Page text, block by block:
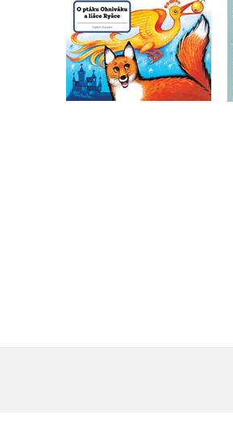
O ptáku Ohniváku a
lišce Ryšce
Vojtěch Kubašta